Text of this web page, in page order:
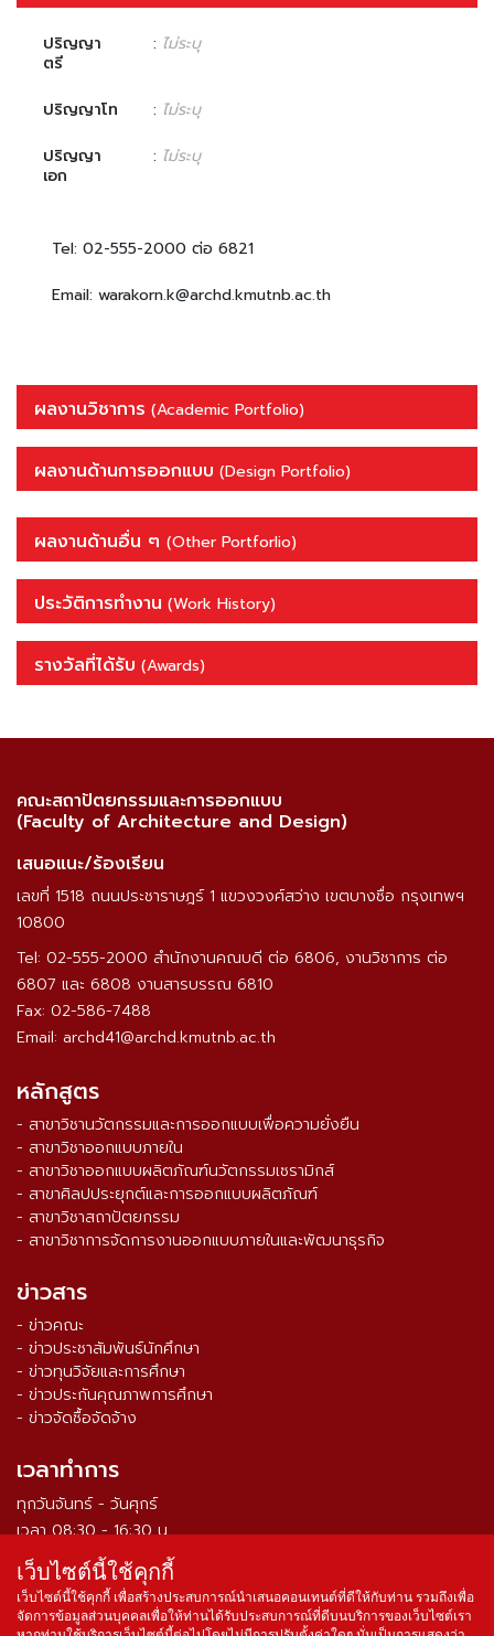
ปริญญา
ตรี
: ไม่ระบุ
ปริญญาโท : ไม่ระบุ
ปริญญา
เอก
: ไม่ระบุ
Tel: 02-555-2000 ต่อ 6821
Email: warakorn.k@archd.kmutnb.ac.th
ผลงานวิชาการ (Academic Portfolio)
ผลงานด้านการออกแบบ (Design Portfolio)
ผลงานด้านอื่น ๆ (Other Portforlio)
ประวัติการทำงาน (Work History)
รางวัลที่ได้รับ (Awards)
คณะสถาปัตยกรรมและการออกแบบ
(Faculty of Architecture and Design)
เสนอแนะ/ร้องเรียน
เลขที่ 1518 ถนนประชาราษฎร์ 1 แขวงวงศ์สว่าง เขตบางซื่อ กรุงเทพฯ
10800
Tel: 02-555-2000 สำนักงานคณบดี ต่อ 6806, งานวิชาการ ต่อ
6807 และ 6808 งานสารบรรณ 6810
Fax: 02-586-7488
Email: archd41@archd.kmutnb.ac.th
หลักสูตร
- สาขาวิชานวัตกรรมและการออกแบบเพื่อความยั่งยืน
- สาขาวิชาออกแบบภายใน
- สาขาวิชาออกแบบผลิตภัณฑ์นวัตกรรมเซรามิกส์
- สาขาศิลปประยุกต์และการออกแบบผลิตภัณฑ์
- สาขาวิชาสถาปัตยกรรม
- สาขาวิชาการจัดการงานออกแบบภายในและพัฒนาธุรกิจ
ข่าวสาร
- ข่าวคณะ
- ข่าวประชาสัมพันธ์นักศึกษา
- ข่าวทุนวิจัยและการศึกษา
- ข่าวประกันคุณภาพการศึกษา
- ข่าวจัดซื้อจัดจ้าง
เวลาทำการ
ทุกวันจันทร์ - วันศุกร์
เวลา 08:30 - 16:30 น.
จำนวนผู้เข้าชม ตั้งแต่วันที่ 16 ส.ค. 2564 0 3 3 9 5 4 3
เว็บไซต์นี้ใช้คุกกี้
เว็บไซต์นี้ใช้คุกกี้ เพื่อสร้างประสบการณ์นำเสนอคอนเทนต์ที่ดีให้กับท่าน รวมถึงเพื่อ
จัดการข้อมูลส่วนบุคคลเพื่อให้ท่านได้รับประสบการณ์ที่ดีบนบริการของเว็บไซต์เรา